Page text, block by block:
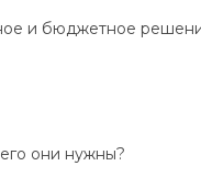
и бюджетное
они нужны?